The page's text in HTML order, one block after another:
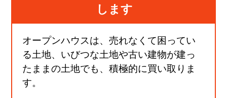
します
オープンハウスは、売れなくて困ってい
る土地、いびつな土地や古い建物が建っ
たままの土地でも、積極的に買い取りま
す。